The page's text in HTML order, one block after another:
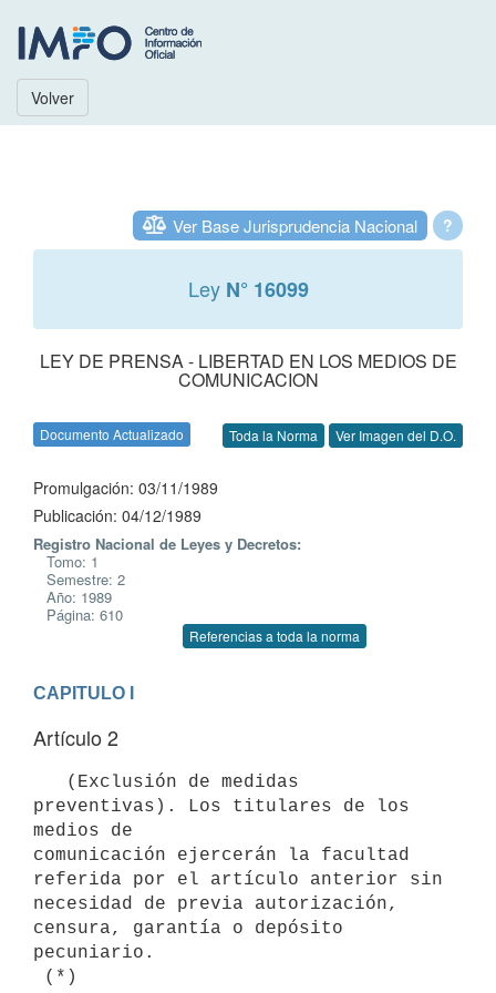
Volver
?
Ver Base Jurisprudencia Nacional
Ley N° 16099
LEY DE PRENSA - LIBERTAD EN LOS MEDIOS DE
COMUNICACION
Documento Actualizado Toda la Norma Ver Imagen del D.O.
Promulgación: 03/11/1989
Publicación: 04/12/1989
Registro Nacional de Leyes y Decretos:
Tomo: 1
Semestre: 2
Año: 1989
Página: 610
Referencias a toda la norma
CAPITULO I
Artículo 2
preventivas). Los titulares de los
medios de
comunicación ejercerán la facultad
referida por el artículo anterior sin
necesidad de previa autorización,
censura, garantía o depósito
pecuniario.